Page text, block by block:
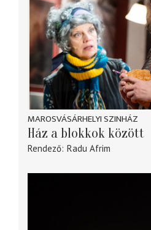
MAROSVÁSÁRHELYI SZINHÁZ
Ház a blokkok között
Rendező Radu Afrim